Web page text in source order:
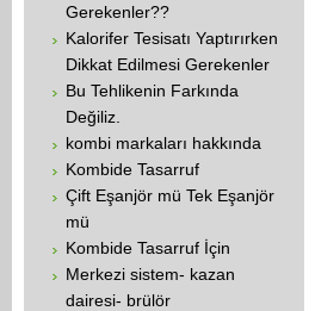
Gerekenler??
Kalorifer Tesisatı Yaptırırken
Dikkat Edilmesi Gerekenler
Bu Tehlikenin Farkında
Değiliz.
kombi markaları hakkında
Kombide Tasarruf
Çift Eşanjör mü Tek Eşanjör
mü
Kombide Tasarruf İçin
Merkezi sistem- kazan
dairesi- brülör